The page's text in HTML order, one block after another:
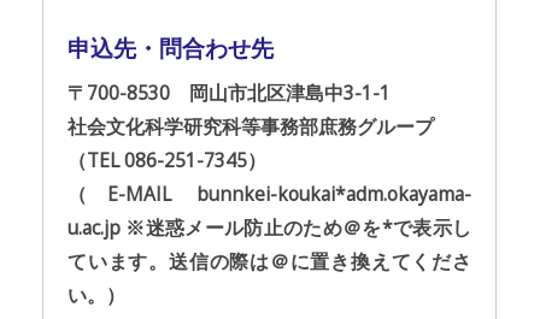
申込先・問合わせ先
〒700-8530 岡山市北区津島中3-1-1
社会文化科学研究科等事務部庶務グループ
（TEL 086-251-7345）
（E-MAIL bunnkei-koukai*adm.okayama-
u.ac.jp ※迷惑メール防止のため＠を*で表示し
ています。送信の際は＠に置き換えてくださ
い。）